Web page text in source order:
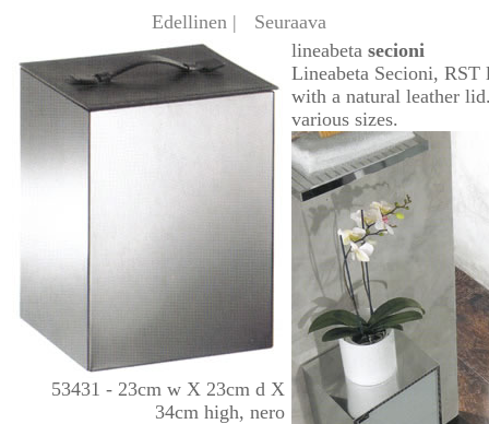
Edellinen | Seuraava
53431 - 23cm w X 23cm d X
34cm high, nero
lineabeta secioni
Lineabeta Secioni, RST
with a natural leather
various sizes.